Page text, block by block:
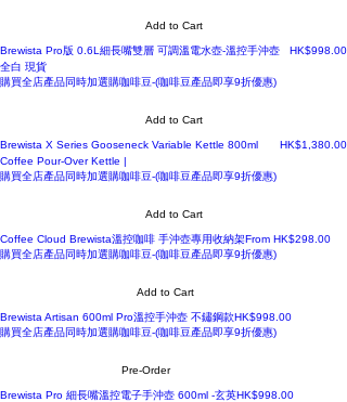
Add to Cart
Brewista Pro版 0.6L細長嘴雙層 可調溫電水壺-溫控手沖壺
全白 現貨
Price
HK$998.00
購買全店產品同時加選購咖啡豆-(咖啡豆產品即享9折優惠)
Add to Cart
Brewista X Series Gooseneck Variable Kettle 800ml
Coffee Pour-Over Kettle |
Price
HK$1,380.00
購買全店產品同時加選購咖啡豆-(咖啡豆產品即享9折優惠)
Add to Cart
Coffee Cloud Brewista溫控咖啡 手沖壺專用收納架From HK$298.00
Sale Price
購買全店產品同時加選購咖啡豆-(咖啡豆產品即享9折優惠)
Add to Cart
Brewista Artisan 600ml Pro溫控手沖壺 不鏽鋼款Price
HK$998.00
購買全店產品同時加選購咖啡豆-(咖啡豆產品即享9折優惠)
Pre-Order
Brewista Pro 細長嘴溫控電子手沖壺 600ml -玄英Price
HK$998.00